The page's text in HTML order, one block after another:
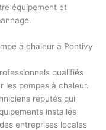
équipement et
à chaleur à Pontivy
qualifiés
les pompes à chaleur.
réputés qui
installés
entreprises locales